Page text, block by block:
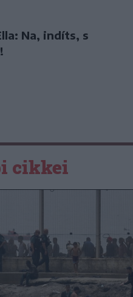
Na, indíts, s
cikkei